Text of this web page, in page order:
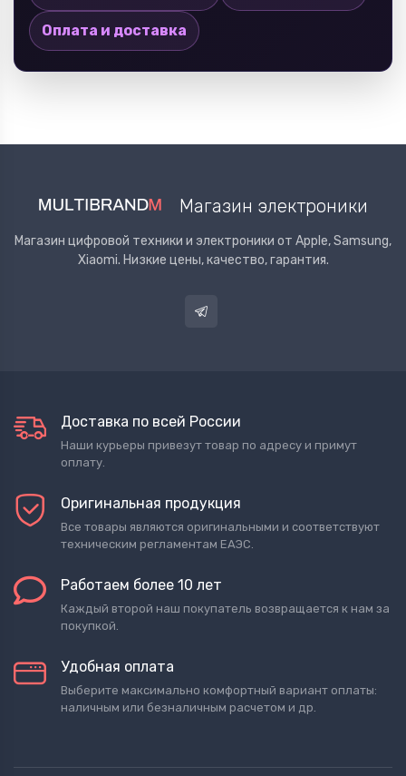
Оплата и доставка
Магазин электроники
Магазин цифровой техники и электроники от Apple, Samsung,
Xiaomi. Низкие цены, качество, гарантия.
Доставка по всей России
Наши курьеры привезут товар по адресу и примут
оплату.
Оригинальная продукция
Все товары являются оригинальными и соответствуют
техническим регламентам ЕАЭС.
Работаем более 10 лет
Каждый второй наш покупатель возвращается к нам за
покупкой.
Удобная оплата
Выберите максимально комфортный вариант оплаты:
наличным или безналичным расчетом и др.